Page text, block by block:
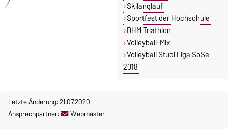
Skilanglauf
Sportfest der Hochschule
DHM Triathlon
Volleyball-Mix
Volleyball Studi Liga SoSe
2018
Letzte Änderung: 21.07.2020
Ansprechpartner:
Webmaster